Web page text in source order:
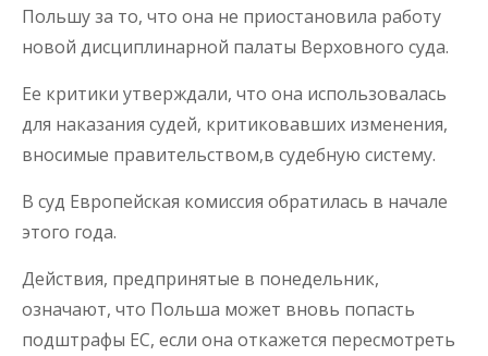
Польшу за то, что она не приостановила работу
новой дисциплинарной палаты Верховного суда.
Ее критики утверждали, что она использовалась
для наказания судей, критиковавших изменения,
вносимые правительством,в судебную систему.
В суд Европейская комиссия обратилась в начале
этого года.
Действия, предпринятые в понедельник,
означают, что Польша может вновь попасть
подштрафы ЕС, если она откажется пересмотреть